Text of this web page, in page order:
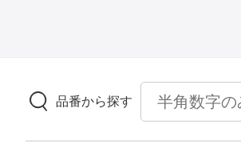
品番から探す